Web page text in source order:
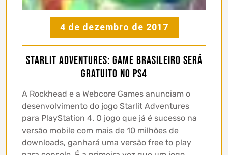
4 de dezembro de 2017
Starlit Adventures: game brasileiro será
GRATUITO no PS4
A Rockhead e a Webcore Games anunciam o
desenvolvimento do jogo Starlit Adventures
para PlayStation 4. O jogo que já é sucesso na
versão mobile com mais de 10 milhões de
downloads, ganhará uma versão free to play